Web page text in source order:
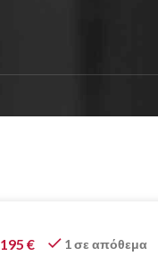
195 € 1 σε απόθεμα